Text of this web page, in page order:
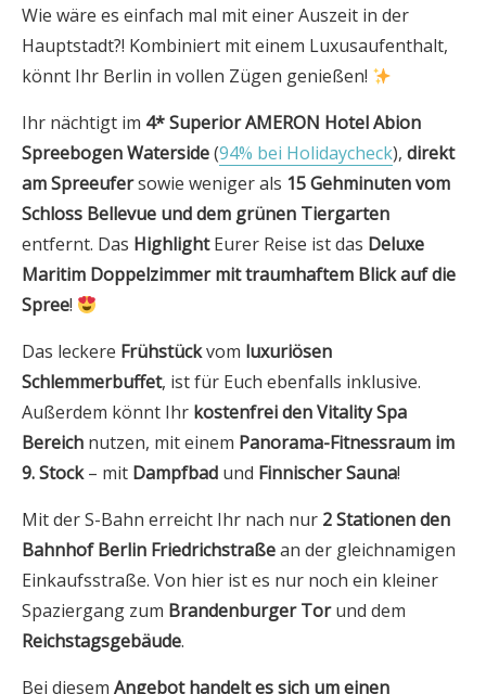
Wie wäre es einfach mal mit einer Auszeit in der
Hauptstadt?! Kombiniert mit einem Luxusaufenthalt,
könnt Ihr Berlin in vollen Zügen genießen!
Ihr nächtigt im 4* Superior AMERON Hotel Abion
Spreebogen Waterside(94% bei Holidaycheck), direkt
am Spreeufersowie weniger als 15 Gehminuten vom
Schloss Bellevue und dem grünen Tiergarten
entfernt. Das HighlightEurer Reise ist das Deluxe
Maritim Doppelzimmer mit traumhaftem Blick auf die
Spree!
Das leckere Frühstückvom luxuriösen
Schlemmerbuffet, ist für Euch ebenfalls inklusive.
Außerdem könnt Ihr kostenfrei den Vitality Spa
Bereich nutzen, mit einem Panorama-Fitnessraum im
9. Stock– mit Dampfbad und Finnischer Sauna!
Mit der S-Bahn erreicht Ihr nach nur 2 Stationen den
Bahnhof Berlin Friedrichstraßean der gleichnamigen
Einkaufsstraße. Von hier ist es nur noch ein kleiner
Spaziergang zum Brandenburger Torund dem
Reichstagsgebäude.
Bei diesem Angebot handelt es sich um einen